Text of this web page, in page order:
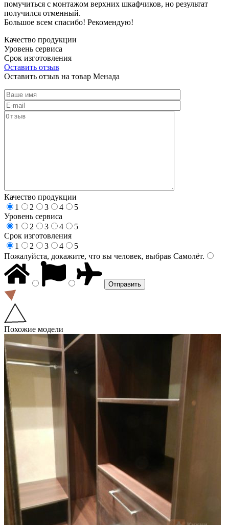
помучиться с монтажом верхних шкафчиков, но результат
получился отменный.
Большое всем спасибо! Рекомендую!
Качество продукции
Уровень сервиса
Срок изготовления
Оставить отзыв
Оставить отзыв на товар Менада
Качество продукции
1
2 3 4
5
Уровень сервиса
1
2 3 4
5
Срок изготовления
1
2 3 4
5
Пожалуйста, докажите, что вы человек, выбрав Самолёт.
Похожие модели